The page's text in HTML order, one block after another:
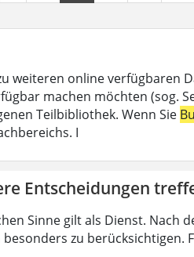
weiteren online verfügbaren
machen möchten (sog.
Teilbibliothek. Wenn Sie
I
Entscheidungen
Sinne gilt als Dienst. Nach
zu berücksichtigen.